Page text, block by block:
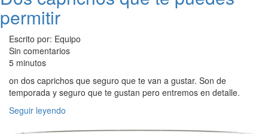
permitir
Escrito por: Equipo
Sin comentarios
5 minutos
on dos caprichos que seguro que te van a gustar. Son de
temporada y seguro que te gustan pero entremos en detalle.
Seguir leyendo